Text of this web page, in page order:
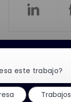
a
través
de
este trabajo?